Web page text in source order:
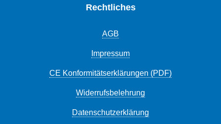
Rechtliches
AGB
Impressum
CE Konformitätserklärungen (PDF)
Widerrufsbelehrung
Datenschutzerklärung